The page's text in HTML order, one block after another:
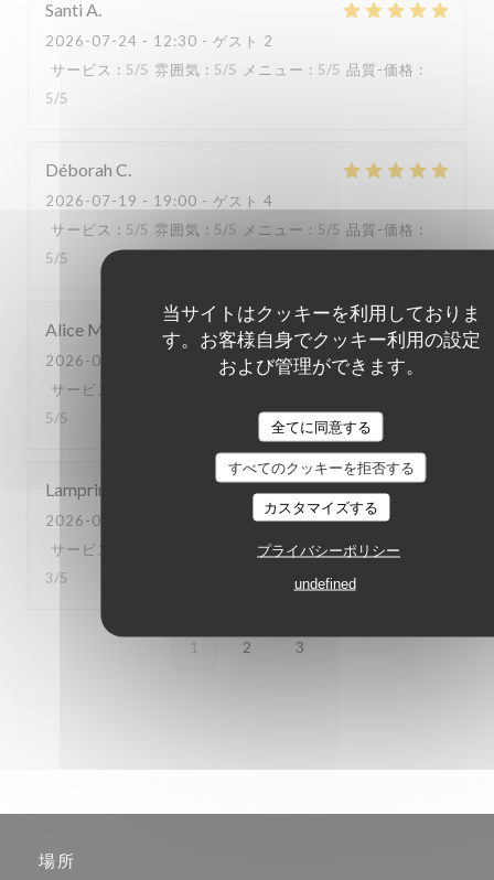
当サイトはクッキーを利用しておりま
す。お客様自身でクッキー利用の設定
および管理ができます。
全てに同意する
すべてのクッキーを拒否する
カスタマイズする
プライバシーポリシー
undefined
Santi A
2026-07-24 - 12:30 - ゲスト 2
サービス : 5/5 雰囲気 : 5/5 メニュー : 5/5 品質-価格 :
5/5
Déborah C
2026-07-19 - 19:00 - ゲスト 4
サービス : 5/5 雰囲気 : 5/5 メニュー : 5/5 品質-価格 :
5/5
Alice M
2026-07-18
- 12:30 - ゲスト 6
サービス
5/5
Lamprini
2026-07-16
- 18:00 - ゲスト 4
サービス
メニュー: 5/5 品質-価格
3/5
1 2 3
場所